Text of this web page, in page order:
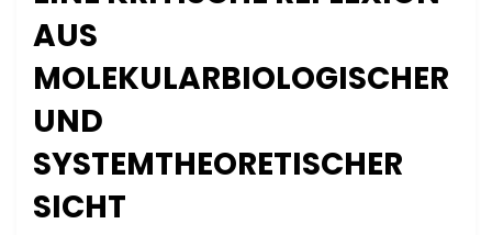
AUS
MOLEKULARBIOLOGISCHER
UND
SYSTEMTHEORETISCHER
SICHT